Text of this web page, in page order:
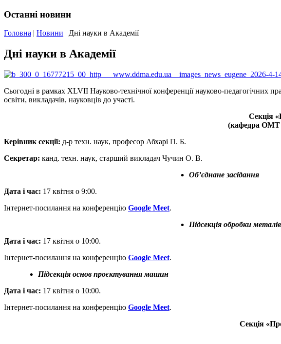
Останні новини
Головна | Новини | Дні науки в Академії
Дні науки в Академії
Сьогодні в рамках XLVІІ Науково-технічної конференції науково-педагогічних
освіти, викладачів, науковців до участі.
Секція
(кафедра ОМТ
Керівник секції: д-р техн. наук, професор Абхарі П. Б.
Секретар: канд. техн. наук, старший викладач Чучин О. В.
Об’єднане засідання
Дата і час: 17 квітня о 9:00.
Інтернет-посилання на конференцію Google Meet.
Підсекція обробки
Дата і час: 17 квітня о 10:00.
Інтернет-посилання на конференцію Google Meet.
Підсекція основ проєктування машин
Дата і час: 17 квітня о 10:00.
Інтернет-посилання на конференцію Google Meet.
Секція